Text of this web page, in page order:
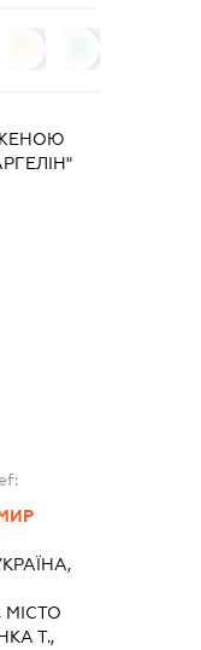
Т.,